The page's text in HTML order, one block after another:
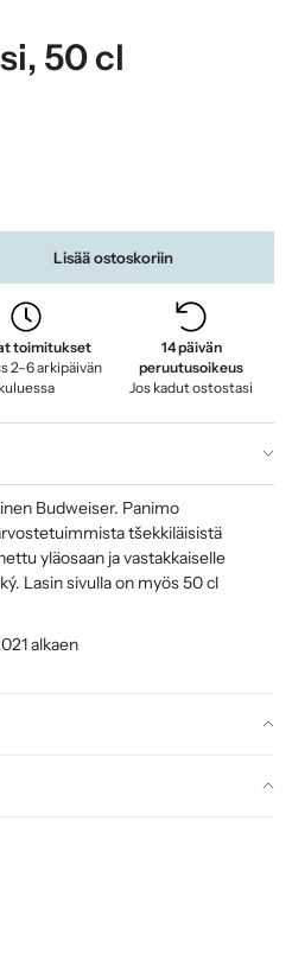
50 cl
Lisää ostoskoriin
toimitukset
2–6 arkipäivän
kuluessa
14 päivän
peruutusoikeus
Jos kadut ostostasi
Budweiser. Panimo
tšekkiläisistä
yläosaan ja vastakkaiselle
Lasin sivulla on myös 50 cl
alkaen